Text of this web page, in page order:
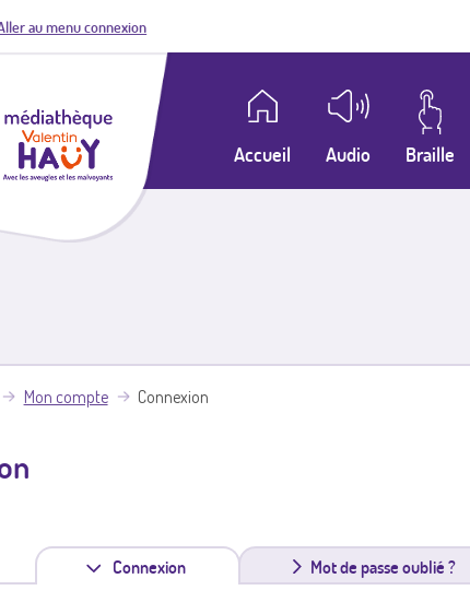
au menu connexion
Accueil Audio Braille
Mon compte Connexion
Connexion Mot de passe oublié ?